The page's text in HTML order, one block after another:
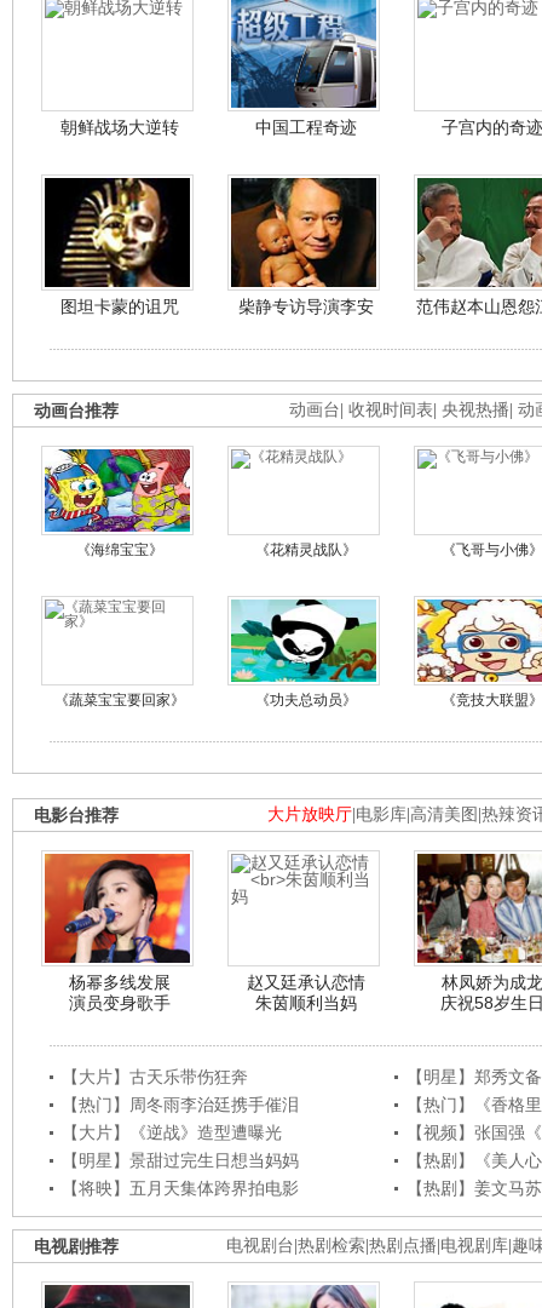
朝鲜战场大逆转 中国工程奇迹 子宫内的奇迹
图坦卡蒙的诅咒 柴静专访导演李安 范伟赵本山恩怨
动画台 收视时间表 央视热播 动
动画台推荐
《海绵宝宝》 《花精灵战队》 《飞哥与小佛》
《蔬菜宝宝要回家》 《功夫总动员》 《竞技大联盟》
大片放映厅 电影库 高清美图 热辣资
电影台推荐
杨幂多线发展
演员变身歌手
赵又廷承认恋情
朱茵顺利当妈
林凤娇为成龙
庆祝58岁生
【大片】古天乐带伤狂奔
【明星】郑秀文
【热门】周冬雨李治廷携手催泪
【热门】《香格
【大片】《逆战》造型遭曝光
【视频】张国强
【明星】景甜过完生日想当妈妈
【热剧】《美人
【将映】五月天集体跨界拍电影
【热剧】姜文马
电视剧台 热剧检索 热剧点播 电视剧库 趣
电视剧推荐